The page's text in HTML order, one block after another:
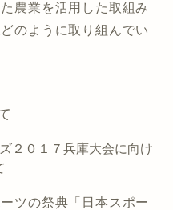
農業を活用した取組み
のように取り組んでい
２０１７兵庫大会に向け
ツの祭典「日本スポー